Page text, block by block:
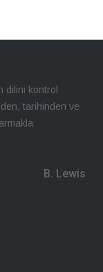
dilini kontrol
tarihinden ve
B. Lewis